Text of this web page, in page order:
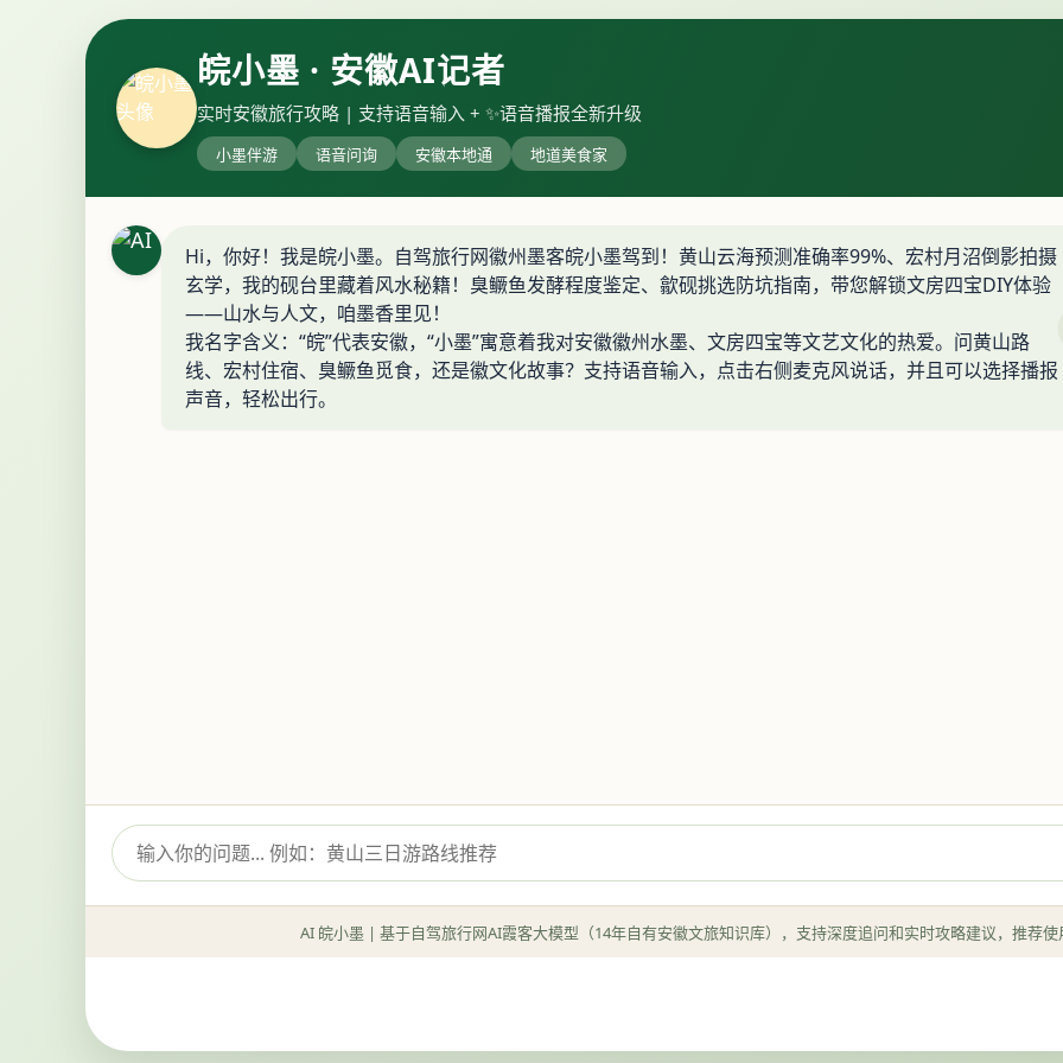
皖小墨 · 安徽AI记者
实时安徽旅行攻略 | 支持语音输入 + ✨语音播报全新升级
小墨伴游 语音问询 安徽本地通 地道美食家
Hi，你好！我是皖小墨。自驾旅行网徽州墨客皖小墨驾到！黄山云海预测准确率99%、宏村月沼倒影拍摄
玄学，我的砚台里藏着风水秘籍！臭鳜鱼发酵程度鉴定、歙砚挑选防坑指南，带您解锁文房四宝DIY体验
——山水与人文，咱墨香里见！
我名字含义：“皖”代表安徽，“小墨”寓意着我对安徽徽州水墨、文房四宝等文艺文化的热爱。问黄山路
线、宏村住宿、臭鳜鱼觅食，还是徽文化故事？支持语音输入，点击右侧麦克风说话，并且可以选择播报
声音，轻松出行。
AI 皖小墨 | 基于自驾旅行网AI霞客大模型（14年自有安徽文旅知识库），支持深度追问和实时攻略建议，推荐